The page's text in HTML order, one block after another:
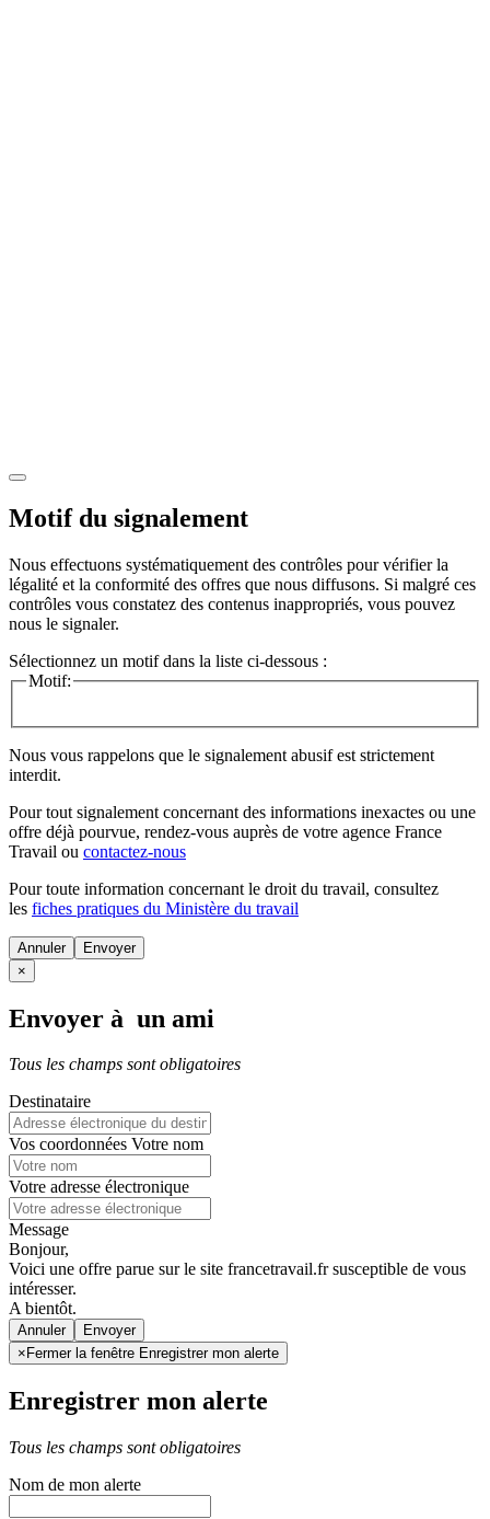
Motif du signalement
Nous effectuons systématiquement des contrôles pour vérifier la
légalité et la conformité des offres que nous diffusons. Si malgré ces
contrôles vous constatez des contenus inappropriés, vous pouvez
nous le signaler.
Sélectionnez un motif dans la liste ci-dessous :
Motif:
Nous vous rappelons que le signalement abusif est strictement
interdit.
Pour tout signalement concernant des informations inexactes ou une
offre déjà pourvue, rendez-vous auprès de votre agence France
Travail ou contactez-nous
Pour toute information concernant le droit du travail, consultez
les fiches pratiques du Ministère du travail
Annuler
×
Envoyer à un ami
Tous les champs sont obligatoires
Destinataire
Vos coordonnées Votre nom
Votre adresse électronique
Message
Bonjour,
Voici une offre parue sur le site francetravail.fr susceptible de vous
intéresser.
A bientôt.
Annuler
× Fermer la fenêtre Enregistrer mon alerte
Enregistrer mon alerte
Tous les champs sont obligatoires
Nom de mon alerte